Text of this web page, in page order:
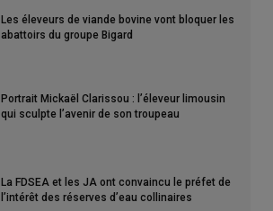
Les éleveurs de viande bovine vont bloquer les
abattoirs du groupe Bigard
Portrait Mickaël Clarissou : l’éleveur limousin
qui sculpte l’avenir de son troupeau
La FDSEA et les JA ont convaincu le préfet de
l’intérêt des réserves d’eau collinaires